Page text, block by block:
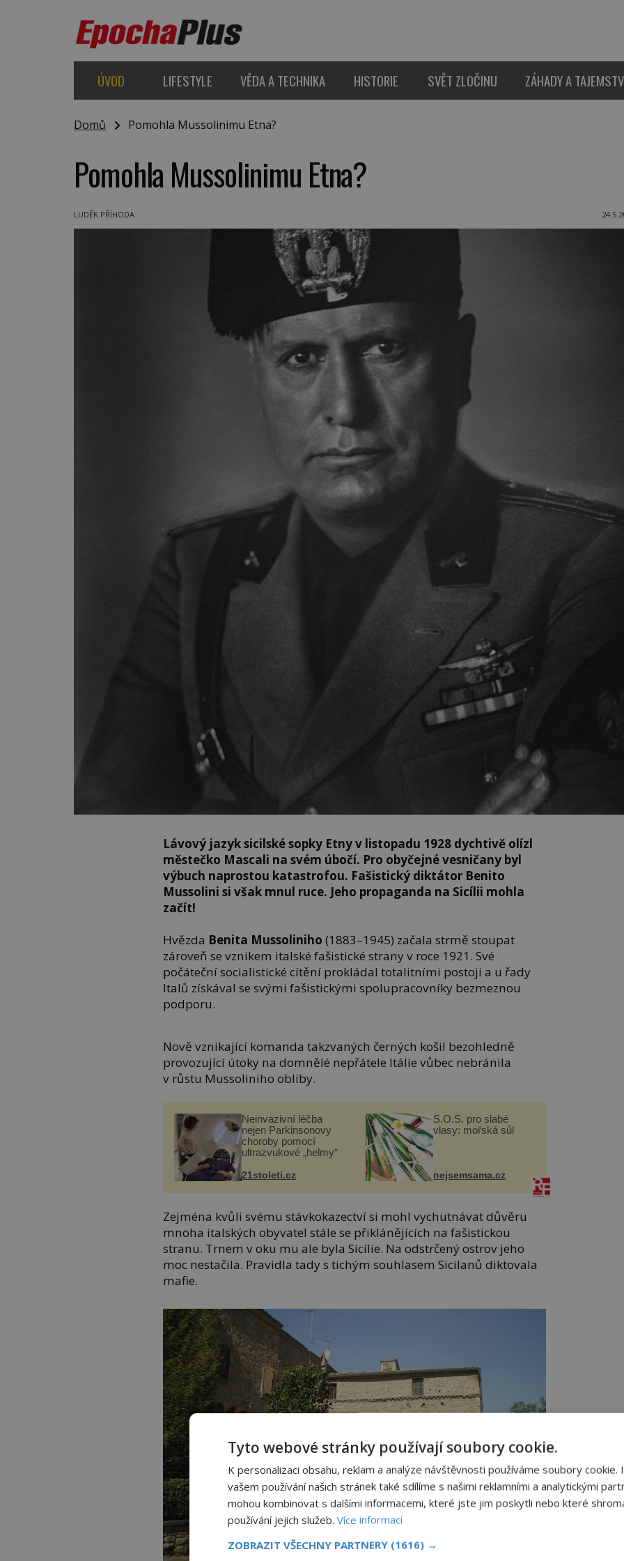
ÚVOD LIFESTYLE VĚDA A TECHNIKA HISTORIE SVĚT ZLOČINU ZÁHADY A
Domů Pomohla Mussolinimu Etna?
Pomohla Mussolinimu Etna?
LUDĚK PŘÍHODA
Lávový jazyk sicilské sopky Etny v listopadu 1928 dychtivě olízl
městečko Mascali na svém úbočí. Pro obyčejné vesničany byl
výbuch naprostou katastrofou. Fašistický diktátor Benito
Mussolini si však mnul ruce. Jeho propaganda na Sicílii mohla
začít!
Hvězda Benita Mussoliniho (1883–1945) začala strmě stoupat
zároveň se vznikem italské fašistické strany v roce 1921. Své
počáteční socialistické cítění prokládal totalitními postoji a u řady
Italů získával se svými fašistickými spolupracovníky bezmeznou
podporu.
Nově vznikající komanda takzvaných černých košil bezohledně
provozující útoky na domnělé nepřátele Itálie vůbec nebránila
v růstu Mussoliniho obliby.
Neinvazivní léčba
nejen Parkinsonovy
choroby pomocí
ultrazvukové „helmy“
21stoleti.cz
S.O.S. pro slabé
vlasy: mořská sůl
nejsemsama.cz
Zejména kvůli svému stávkokazectví si mohl vychutnávat důvěru
mnoha italských obyvatel stále se přiklánějících na fašistickou
stranu. Trnem v oku mu ale byla Sicílie. Na odstrčený ostrov jeho
moc nestačila. Pravidla tady s tichým souhlasem Sicilanů diktovala
mafie.
Tyto webové stránky používají soubory cookie.
K personalizaci obsahu, reklam a analýze návštěvnosti používáme soubory cookie.
vašem používání našich stránek také sdílíme s našimi reklamními a analytickými
mohou kombinovat s dalšími informacemi, které jste jim poskytli nebo které
používání jejich služeb. Více informací
ZOBRAZIT VŠECHNY PARTNERY (1616) →